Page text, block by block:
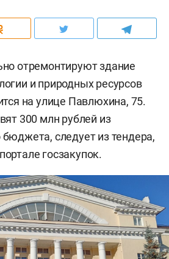
отремонтируют здание
и природных ресурсов
на улице Павлюхина, 75.
300 млн рублей из
бюджета, следует из тендера,
госзакупок.